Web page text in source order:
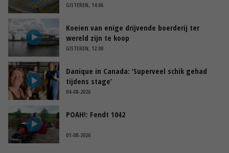
GISTEREN, 14:06
Koeien van enige drijvende boerderij ter
wereld zijn te koop
GISTEREN, 12:00
Danique in Canada: ‘Superveel schik gehad
tijdens stage’
04-08-2026
POAH!: Fendt 1042
01-08-2026